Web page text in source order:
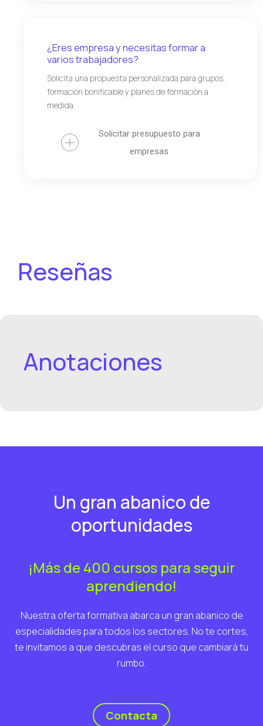
¿Eres empresa y necesitas formar a
varios trabajadores?
Solicita una propuesta personalizada para grupos,
formación bonificable y planes de formación a
medida.
Solicitar presupuesto para
empresas
Reseñas
Anotaciones
Un gran abanico de
oportunidades
¡Más de 400 cursos para seguir
aprendiendo!
Nuestra oferta formativa abarca un gran abanico de
especialidades para todos los sectores. No te cortes,
te invitamos a que descubras el curso que cambiará tu
rumbo.
Contacta